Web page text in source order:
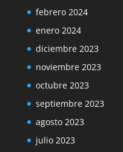
febrero 2024
enero 2024
diciembre 2023
noviembre 2023
octubre 2023
septiembre 2023
agosto 2023
julio 2023